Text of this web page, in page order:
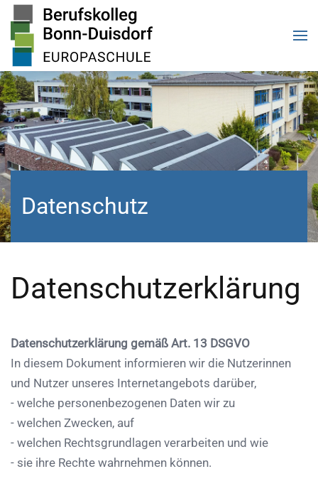
Zum Hauptinhalt springen
Datenschutz
Datenschutzerklärung
Datenschutzerklärung gemäß Art. 13 DSGVO
In diesem Dokument informieren wir die Nutzerinnen
und Nutzer unseres Internetangebots darüber,
- welche personenbezogenen Daten wir zu
- welchen Zwecken, auf
- welchen Rechtsgrundlagen verarbeiten und wie
- sie ihre Rechte wahrnehmen können.